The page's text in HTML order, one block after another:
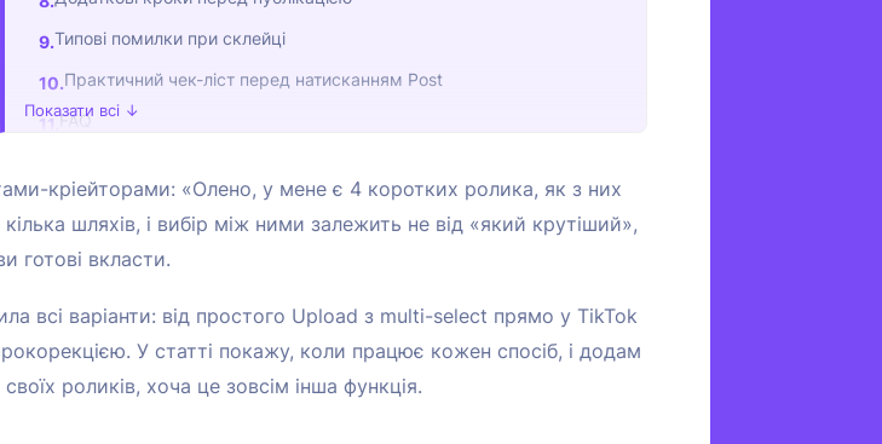
Типові помилки при склейці
Практичний чек-ліст перед натисканням Post
FAQ
Показати всі ↓
кріейторами: «Олено, у мене є 4 коротких ролика, як з них
шляхів, і вибір між ними залежить не від «який крутіший»,
готові вкласти.
всі варіанти: від простого Upload з multi-select прямо у TikTok
У статті покажу, коли працює кожен спосіб, і додам
роликів, хоча це зовсім інша функція.